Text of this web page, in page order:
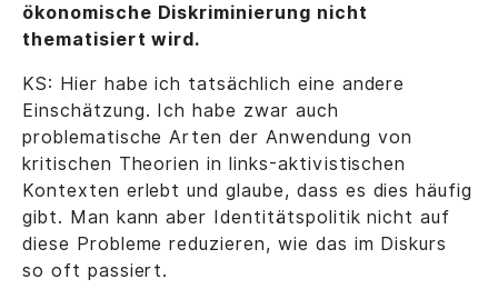
ökonomische Diskriminierung nicht
thematisiert wird.
KS: Hier habe ich tatsächlich eine andere
Einschätzung. Ich habe zwar auch
problematische Arten der Anwendung von
kritischen Theorien in links-aktivistischen
Kontexten erlebt und glaube, dass es dies häufig
gibt. Man kann aber Identitätspolitik nicht auf
diese Probleme reduzieren, wie das im Diskurs
so oft passiert.